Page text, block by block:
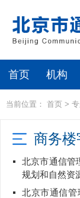
首页 机构
当前位置： 首页 >
商务
动
北京市通信管
规划和自然资
北京市通信